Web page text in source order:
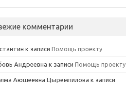
комментарии
к записиПомощь проекту
Андреевна к записиПомощь проекту
Аюшеевна Цыремпилова к записи